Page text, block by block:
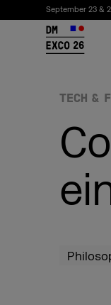
September 23 &
26
TECH &